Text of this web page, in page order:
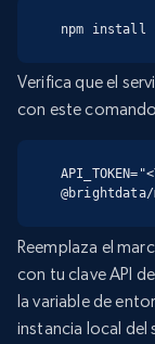
npm install
Verifica que el
con este
@brightdata/
Reemplaza el
con tu clave API
la variable de
instancia local del